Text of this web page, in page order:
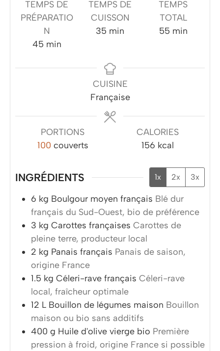
TEMPS DE
PRÉPARATIO
N
45minutes
min
TEMPS DE
CUISSON
35 minutes
min
TEMPS
TOTAL
55minutes
min
CUISINE
Française
PORTIONS
100 couverts
CALORIES
156 kcal
INGRÉDIENTS 1x 2x 3x
6 kg Boulgour moyen français Blé dur
français du Sud-Ouest, bio de préférence
3 kg Carottes françaises Carottes de
pleine terre, producteur local
2 kg Panais français Panais de saison,
origine France
1.5 kg Céleri-rave français Céleri-rave
local, fraîcheur optimale
12 L Bouillon de légumes maison Bouillon
maison ou bio sans additifs
400 g Huile d'olive vierge bio Première
pression à froid, origine France si possible